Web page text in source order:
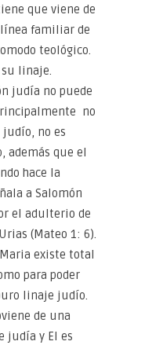
que viene de
línea familiar de
teológico.
su linaje.
judía no puede
no
no es
además que el
hace la
a Salomón
el adulterio de
(Mateo 1: 6).
existe total
para poder
linaje judío.
de una
judía y El es